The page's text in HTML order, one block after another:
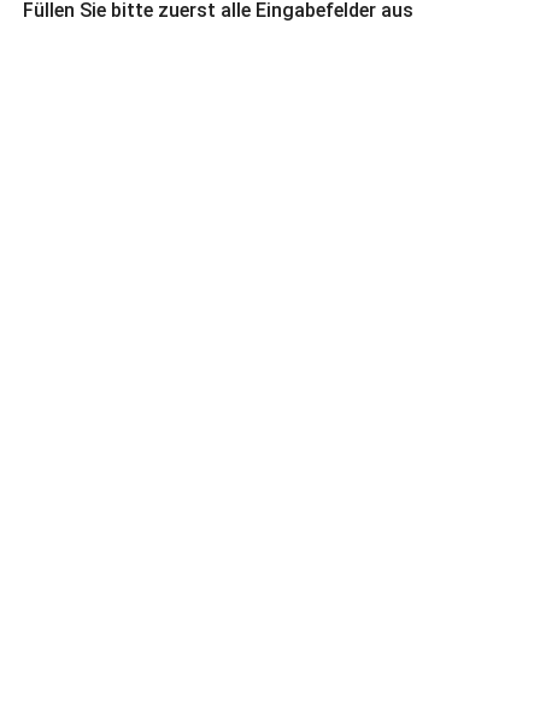
Füllen Sie bitte zuerst alle Eingabefelder aus